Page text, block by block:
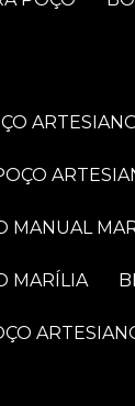
MANUAL
MARÍLIA